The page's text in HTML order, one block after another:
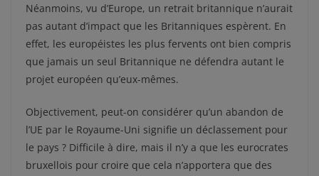
Néanmoins, vu d’Europe, un retrait britannique n’aurait
pas autant d’impact que les Britanniques espèrent. En
effet, les européistes les plus fervents ont bien compris
que jamais un seul Britannique ne défendra autant le
projet européen qu’eux-mêmes.
Objectivement, peut-on considérer qu’un abandon de
l’UE par le Royaume-Uni signifie un déclassement pour
le pays ? Difficile à dire, mais il n’y a que les eurocrates
bruxellois pour croire que cela n’apportera que des